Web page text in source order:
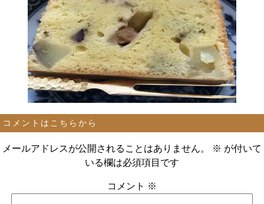
コメントはこちらから
メールアドレスが公開されることはありません。 ※ が付いて
いる欄は必須項目です
コメント ※